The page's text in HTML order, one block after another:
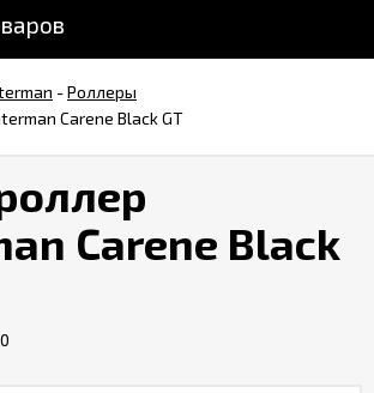
-Роллеры
Carene Black GT
Carene Black